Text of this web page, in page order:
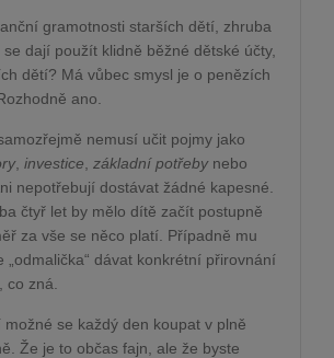
gramotnosti starších dětí, zhruba
dají použít klidně běžné dětské účty,
dětí? Má vůbec smysl je o penězích
ano.
nemusí učit pojmy jako
, investice základní potřebynebo
nepotřebují dostávat žádné kapesné.
čtyř let by mělo dítě začít postupně
za vše se něco platí. Případně mu
„odmalička“ dávat konkrétní přirovnání
co zná.
se každý den koupat v plně
Že je to občas fajn, ale že byste